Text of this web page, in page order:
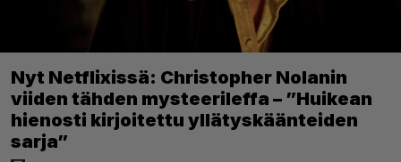
Nyt Netflixissä: Christopher Nolanin
viiden tähden mysteerileffa – ”Huikean
hienosti kirjoitettu yllätyskäänteiden
sarja”